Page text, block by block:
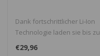
Dank fortschrittlicher Li‑Ion
Technologie laden sie bis zu
5x schneller als he..
€29,96